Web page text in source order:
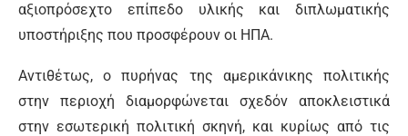
αξιοπρόσεχτο επίπεδο υλικής και διπλωματικής
υποστήριξης που προσφέρουν οι ΗΠΑ.
Αντιθέτως, ο πυρήνας της αμερικάνικης πολιτικής
στην περιοχή διαμορφώνεται σχεδόν αποκλειστικά
στην εσωτερική πολιτική σκηνή, και κυρίως από τις